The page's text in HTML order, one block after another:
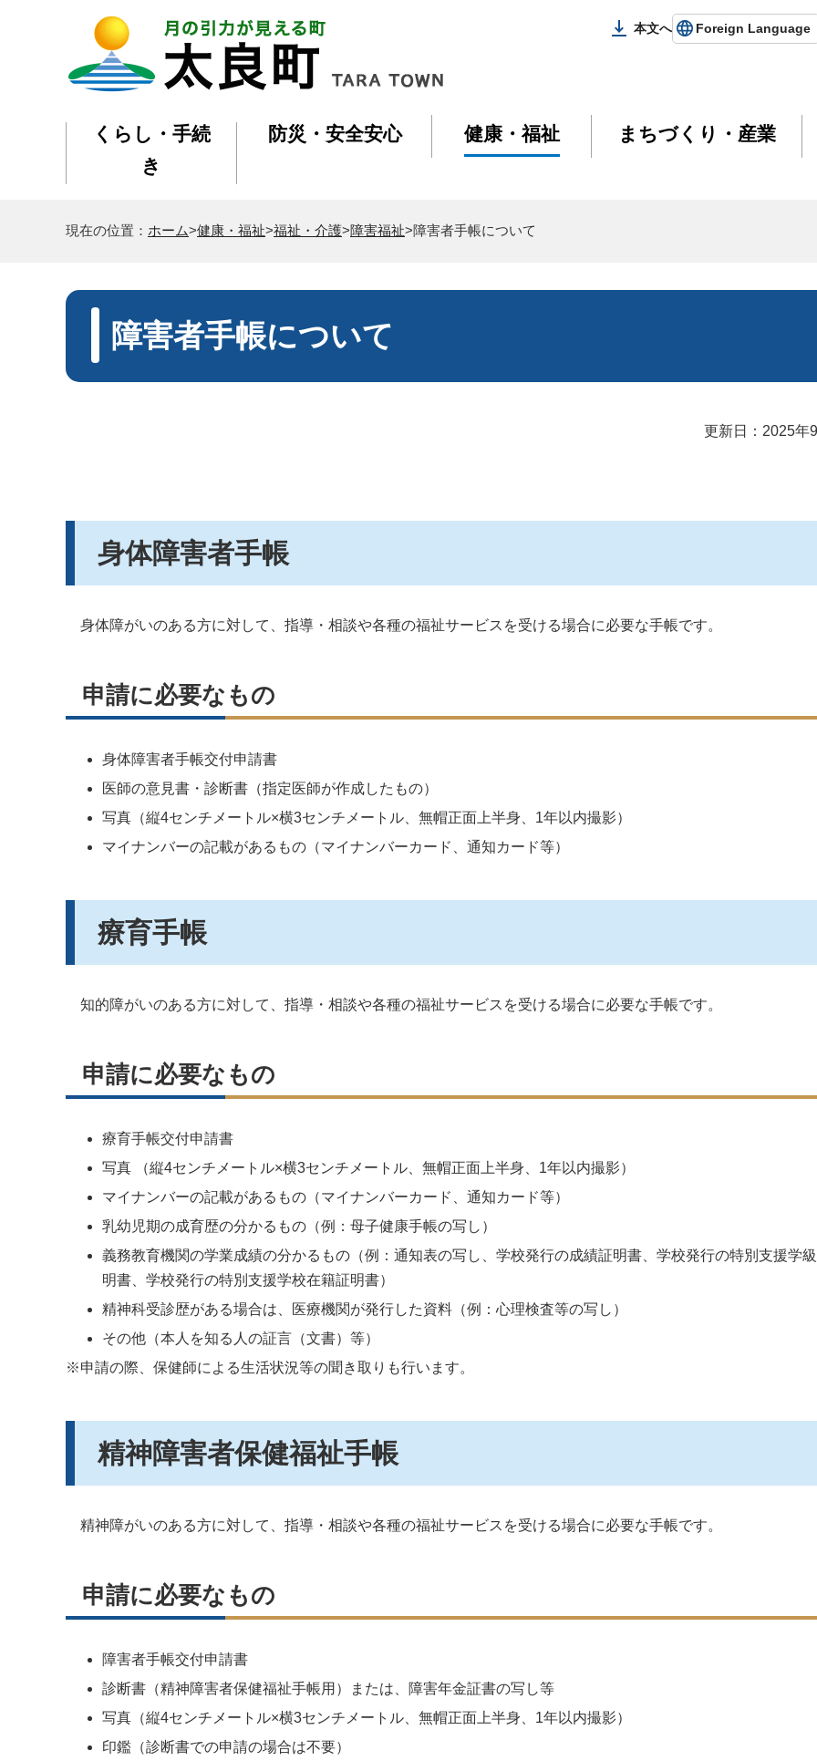
本文へ Foreign Language
くらし・手続
き
防災・安全安心 健康・福祉 まちづくり・産業
現在の位置： ホーム>健康・福祉>福祉・介護>障害福祉>障害者手帳について
障害者手帳について
更新日：2025年
身体障害者手帳
身体障がいのある方に対して、指導・相談や各種の福祉サービスを受ける場合に必要な手帳です。
申請に必要なもの
身体障害者手帳交付申請書
医師の意見書・診断書（指定医師が作成したもの）
写真（縦4センチメートル×横3センチメートル、無帽正面上半身、1年以内撮影）
マイナンバーの記載があるもの（マイナンバーカード、通知カード等）
療育手帳
知的障がいのある方に対して、指導・相談や各種の福祉サービスを受ける場合に必要な手帳です。
申請に必要なもの
療育手帳交付申請書
写真 （縦4センチメートル×横3センチメートル、無帽正面上半身、1年以内撮影）
マイナンバーの記載があるもの（マイナンバーカード、通知カード等）
乳幼児期の成育歴の分かるもの（例：母子健康手帳の写し）
義務教育機関の学業成績の分かるもの（例：通知表の写し、学校発行の成績証明書、学校発行の特別支援学
明書、学校発行の特別支援学校在籍証明書）
精神科受診歴がある場合は、医療機関が発行した資料（例：心理検査等の写し）
その他（本人を知る人の証言（文書）等）
※申請の際、 保健師による生活状況等の聞き取りも行います。
精神障害者保健福祉手帳
精神障がいのある方に対して、指導・相談や各種の福祉サービスを受ける場合に必要な手帳です。
申請に必要なもの
障害者手帳交付申請書
診断書（精神障害者保健福祉手帳用）または、障害年金証書の写し等
写真（縦4センチメートル×横3センチメートル、無帽正面上半身、1年以内撮影）
印鑑（診断書での申請の場合は不要）